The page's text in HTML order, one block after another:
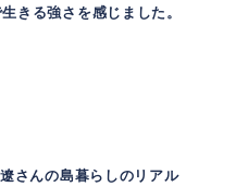
きる強さを感じました。
さんの島暮らしのリアル